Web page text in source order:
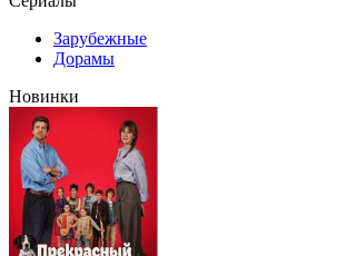
Зарубежные
Дорамы
Новинки